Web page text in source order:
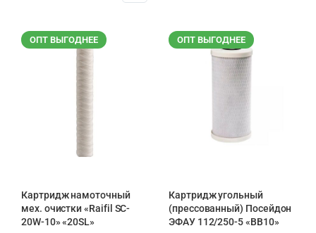
ОПТ ВЫГОДНЕЕ
Картридж намоточный
мех. очистки «Raifil SC-
20W-10» «20SL»
ОПТ ВЫГОДНЕЕ
Картридж угольный
(прессованный) Посейдон
ЭФАУ 112/250-5 «BB10»